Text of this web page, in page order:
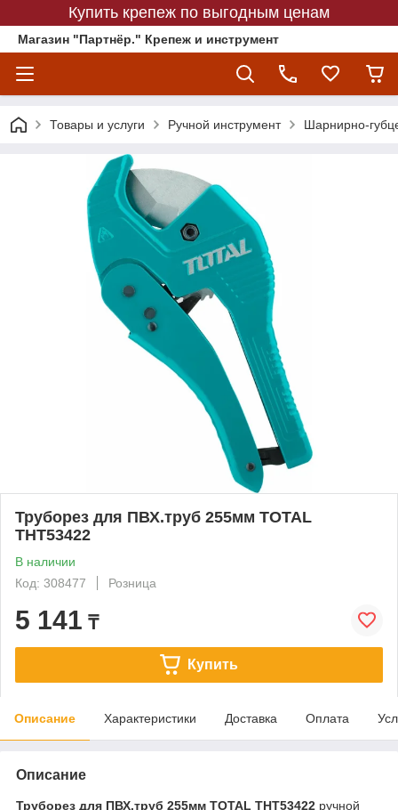
Купить крепеж по выгодным ценам
Магазин "Партнёр." Крепеж и инструмент
Товары и услуги Ручной инструмент Шарнирно-
Труборез для ПВХ.труб 255мм TOTAL
THT53422
В наличии
Код: 308477
Розница
5 141 ₸
Купить
Описание Характеристики Доставка Оплата
Описание
Труборез для ПВХ.труб 255мм TOTAL THT53422 ручной